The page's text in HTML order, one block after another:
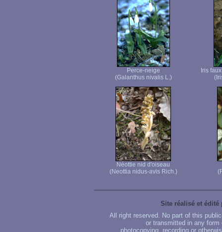
Perce-neige
(Galanthus nivalis L.)
Iris
Néottie nid d'oiseau
(Neottia nidus-avis Rich.)
Site réalisé et édité
All right reserved. No part of this
or transmitted in any
photocopying, recording or